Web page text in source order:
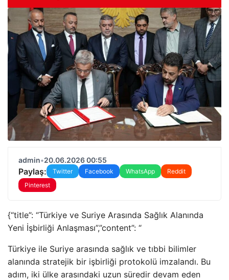
admin•20.06.2026 00:55
Paylaş: Twitter Facebook WhatsApp
Reddit
Pinterest
{“title”: “Türkiye ve Suriye Arasında Sağlık Alanında
Yeni İşbirliği Anlaşması”,”content”: “
Türkiye ile Suriye arasında sağlık ve tıbbi bilimler
alanında stratejik bir işbirliği protokolü imzalandı. Bu
adım, iki ülke arasındaki uzun süredir devam eden